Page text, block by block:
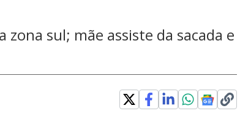
sul; mãe assiste da sacada e